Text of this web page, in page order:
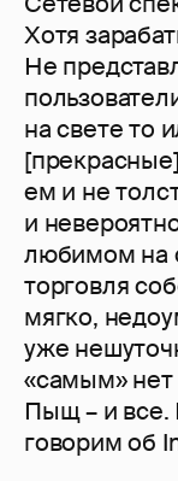
Хотя
Не
на свете то
ем и не
и
любимом на
торговля
мягко,
уже
«самым»
Пыщ – и
говорим об